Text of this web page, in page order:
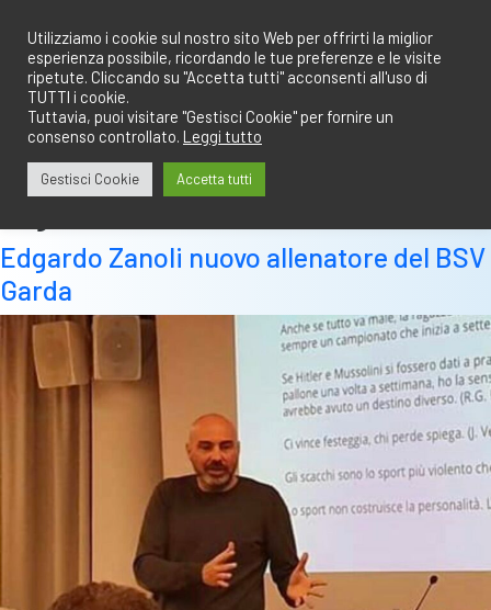
contenuto
Edgardo Zanoli nuovo allenatore del BSV
Garda
Utilizziamo i cookie sul nostro sito Web per offrirti la miglior
esperienza possibile, ricordando le tue preferenze e le visite
ripetute. Cliccando su "Accetta tutti" acconsenti all'uso di
TUTTI i cookie.
Tuttavia, puoi visitare "Gestisci Cookie" per fornire un
consenso controllato. Leggi tutto
Gestisci Cookie Accetta tutti